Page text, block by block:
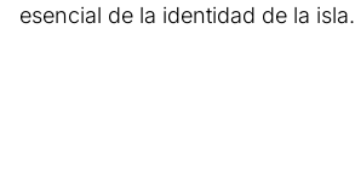
esencial de la identidad de la isla.